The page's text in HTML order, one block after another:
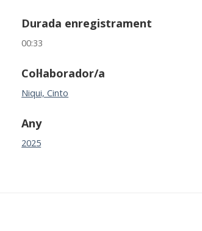
Durada enregistrament
00:33
Col·laborador/a
Niqui, Cinto
Any
2025